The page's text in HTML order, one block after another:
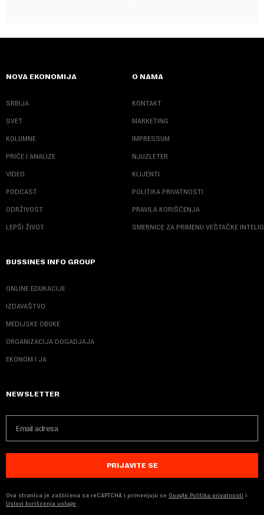
NOVA EKONOMIJA
SRBIJA
SVET
KOLUMNE
PRIČE I ANALIZE
VIDEO
PODCAST
ODRŽIVOST
LEPŠI ŽIVOT
O NAMA
KONTAKT
MARKETING
IMPRESSUM
NJUZLETER
KLIJENTI
POLITIKA PRIVATNOSTI
PRAVILA KORIŠĆENJA
SMERNICE ZA PRIMENU VEŠTAČKE
BUSSINES INFO GROUP
ONLINE EDUKACIJE
IZDAVAŠTVO
MEDIJSKE OBUKE
ORGANIZACIJA DOGADJAJA
EKONOM I JA
NEWSLETTER
PRIJAVITE SE
Ova stranica je zaštićena sa reCAPTCHA i primenjuju se Google Politika privatnosti i
Uslovi korišćenja usluge